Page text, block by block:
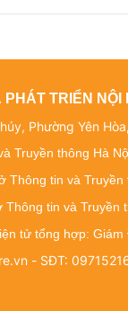
TRIỂN
Phường Yên
Truyền thông Hà
tin và
tin và Truyền
tử tổng hợp:
- SĐT: